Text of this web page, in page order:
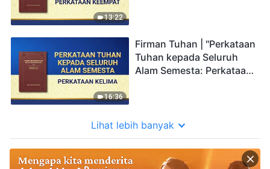
13:22
16:36
Firman Tuhan | "Perkataan
Tuhan kepada Seluruh
Alam Semesta: Perkataan
Lihat lebih banyak